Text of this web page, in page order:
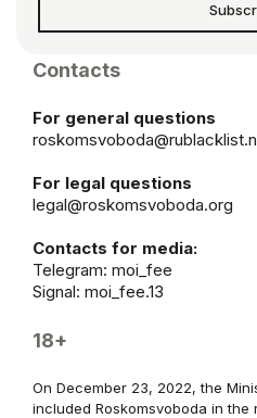
Contacts
For general questions
For legal questions
legal@roskomsvoboda.org
Contacts for media:
Telegram: moi_fee
Signal: moi_fee.13
18+
On December 23, 2022, the
included Roskomsvoboda in the